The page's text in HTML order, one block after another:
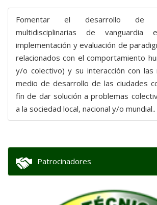
Fomentar el desarrollo de
multidisciplinarias de
implementación y evaluación de
relacionados con el comportamiento
y/o colectivo) y su interacción con las
medio de desarrollo de las ciudades
fin de dar solución a problemas
a la sociedad local, nacional y/o mundial..
Patrocinadores